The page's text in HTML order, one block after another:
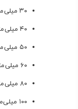
۳۰ میلی‌متر × ۱۰ متر
۴۰ میلی‌متر × ۱۰ متر
۵۰ میلی‌متر × ۱۰ متر
۶۰ میلی‌متر × ۱۰ متر
۸۰ میلی‌متر × ۱۰ متر
۱۰۰ میلی‌متر × ۱۰ متر